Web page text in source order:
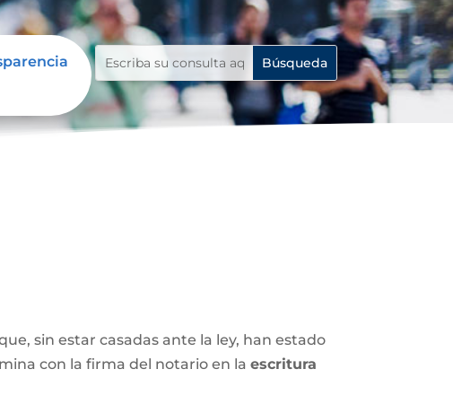
sin estar casadas ante la ley, han estado
con la firma del notario en laescritura